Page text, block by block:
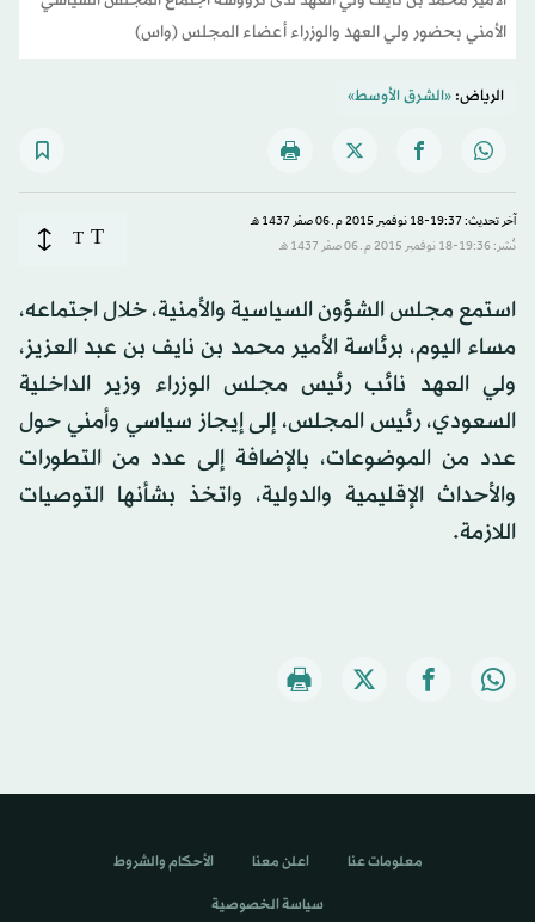
الأمني بحضور ولي العهد والوزراء أعضاء المجلس (واس)
الرياض:«الشرق الأوسط»
آخر تحديث: 19:37-18 نوفمبر 2015 م ـ 06 صفَر 1437 هـ
نُشر: 19:36-18 نوفمبر 2015 م ـ 06 صفَر 1437 هـ
T
T
استمع مجلس الشؤون السياسية والأمنية، خلال اجتماعه،
مساء اليوم، برئاسة الأمير محمد بن نايف بن عبد العزيز،
ولي العهد نائب رئيس مجلس الوزراء وزير الداخلية
السعودي، رئيس المجلس، إلى إيجاز سياسي وأمني حول
عدد من الموضوعات، بالإضافة إلى عدد من التطورات
والأحداث الإقليمية والدولية، واتخذ بشأنها التوصيات
اللازمة.
معلومات عنا اعلن معنا الأحكام والشروط
سياسة الخصوصية